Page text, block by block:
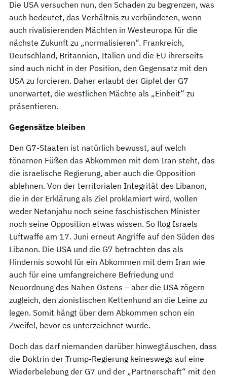
Die USA versuchen nun, den Schaden zu begrenzen, was
auch bedeutet, das Verhältnis zu verbündeten, wenn
auch rivalisierenden Mächten in Westeuropa für die
nächste Zukunft zu „normalisieren“. Frankreich,
Deutschland, Britannien, Italien und die EU ihrerseits
sind auch nicht in der Position, den Gegensatz mit den
USA zu forcieren. Daher erlaubt der Gipfel der G7
unerwartet, die westlichen Mächte als „Einheit“ zu
präsentieren.
Gegensätze bleiben
Den G7-Staaten ist natürlich bewusst, auf welch
tönernen Füßen das Abkommen mit dem Iran steht, das
die israelische Regierung, aber auch die Opposition
ablehnen. Von der territorialen Integrität des Libanon,
die in der Erklärung als Ziel proklamiert wird, wollen
weder Netanjahu noch seine faschistischen Minister
noch seine Opposition etwas wissen. So flog Israels
Luftwaffe am 17. Juni erneut Angriffe auf den Süden des
Libanon. Die USA und die G7 betrachten das als
Hindernis sowohl für ein Abkommen mit dem Iran wie
auch für eine umfangreichere Befriedung und
Neuordnung des Nahen Ostens – aber die USA zögern
zugleich, den zionistischen Kettenhund an die Leine zu
legen. Somit hängt über dem Abkommen schon ein
Zweifel, bevor es unterzeichnet wurde.
Doch das darf niemanden darüber hinwegtäuschen, dass
die Doktrin der Trump-Regierung keineswegs auf eine
Wiederbelebung der G7 und der „Partnerschaft“ mit den